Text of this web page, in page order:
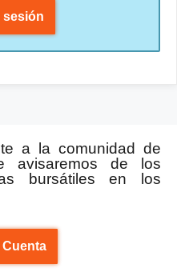
sesión
a la comunidad de
avisaremos de los
bursátiles en los